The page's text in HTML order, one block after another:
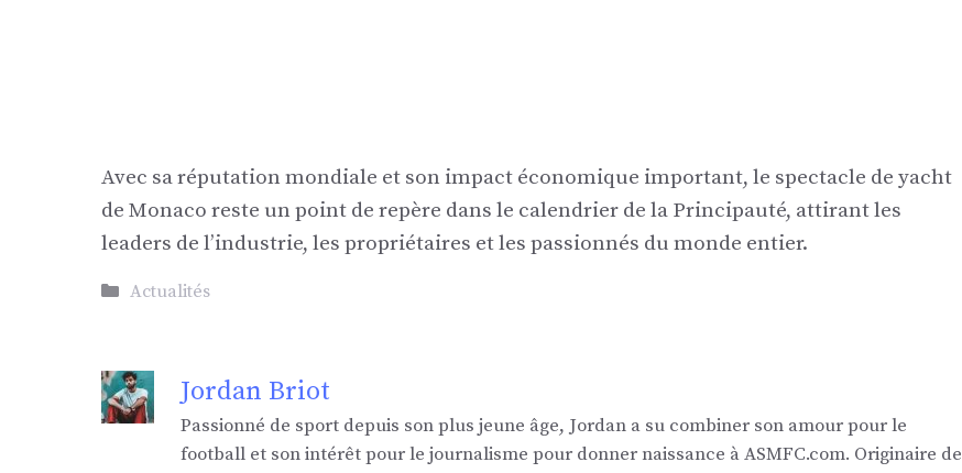
Avec sa réputation mondiale et son impact économique important, le spectacle de yacht
de Monaco reste un point de repère dans le calendrier de la Principauté, attirant les
leaders de l’industrie, les propriétaires et les passionnés du monde entier.
Catégories
Actualités
Jordan Briot
Passionné de sport depuis son plus jeune âge, Jordan a su combiner son amour pour le
football et son intérêt pour le journalisme pour donner naissance à ASMFC.com. Originaire de